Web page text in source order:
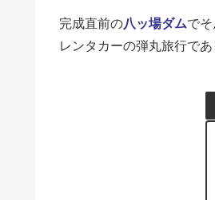
完成直前の八ッ場ダムで
レンタカーの弾丸旅行で